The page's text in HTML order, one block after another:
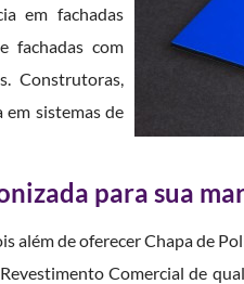
em fachadas
fachadas com
Construtoras,
sistemas de
para sua
além de oferecer Chapa de
Comercial de